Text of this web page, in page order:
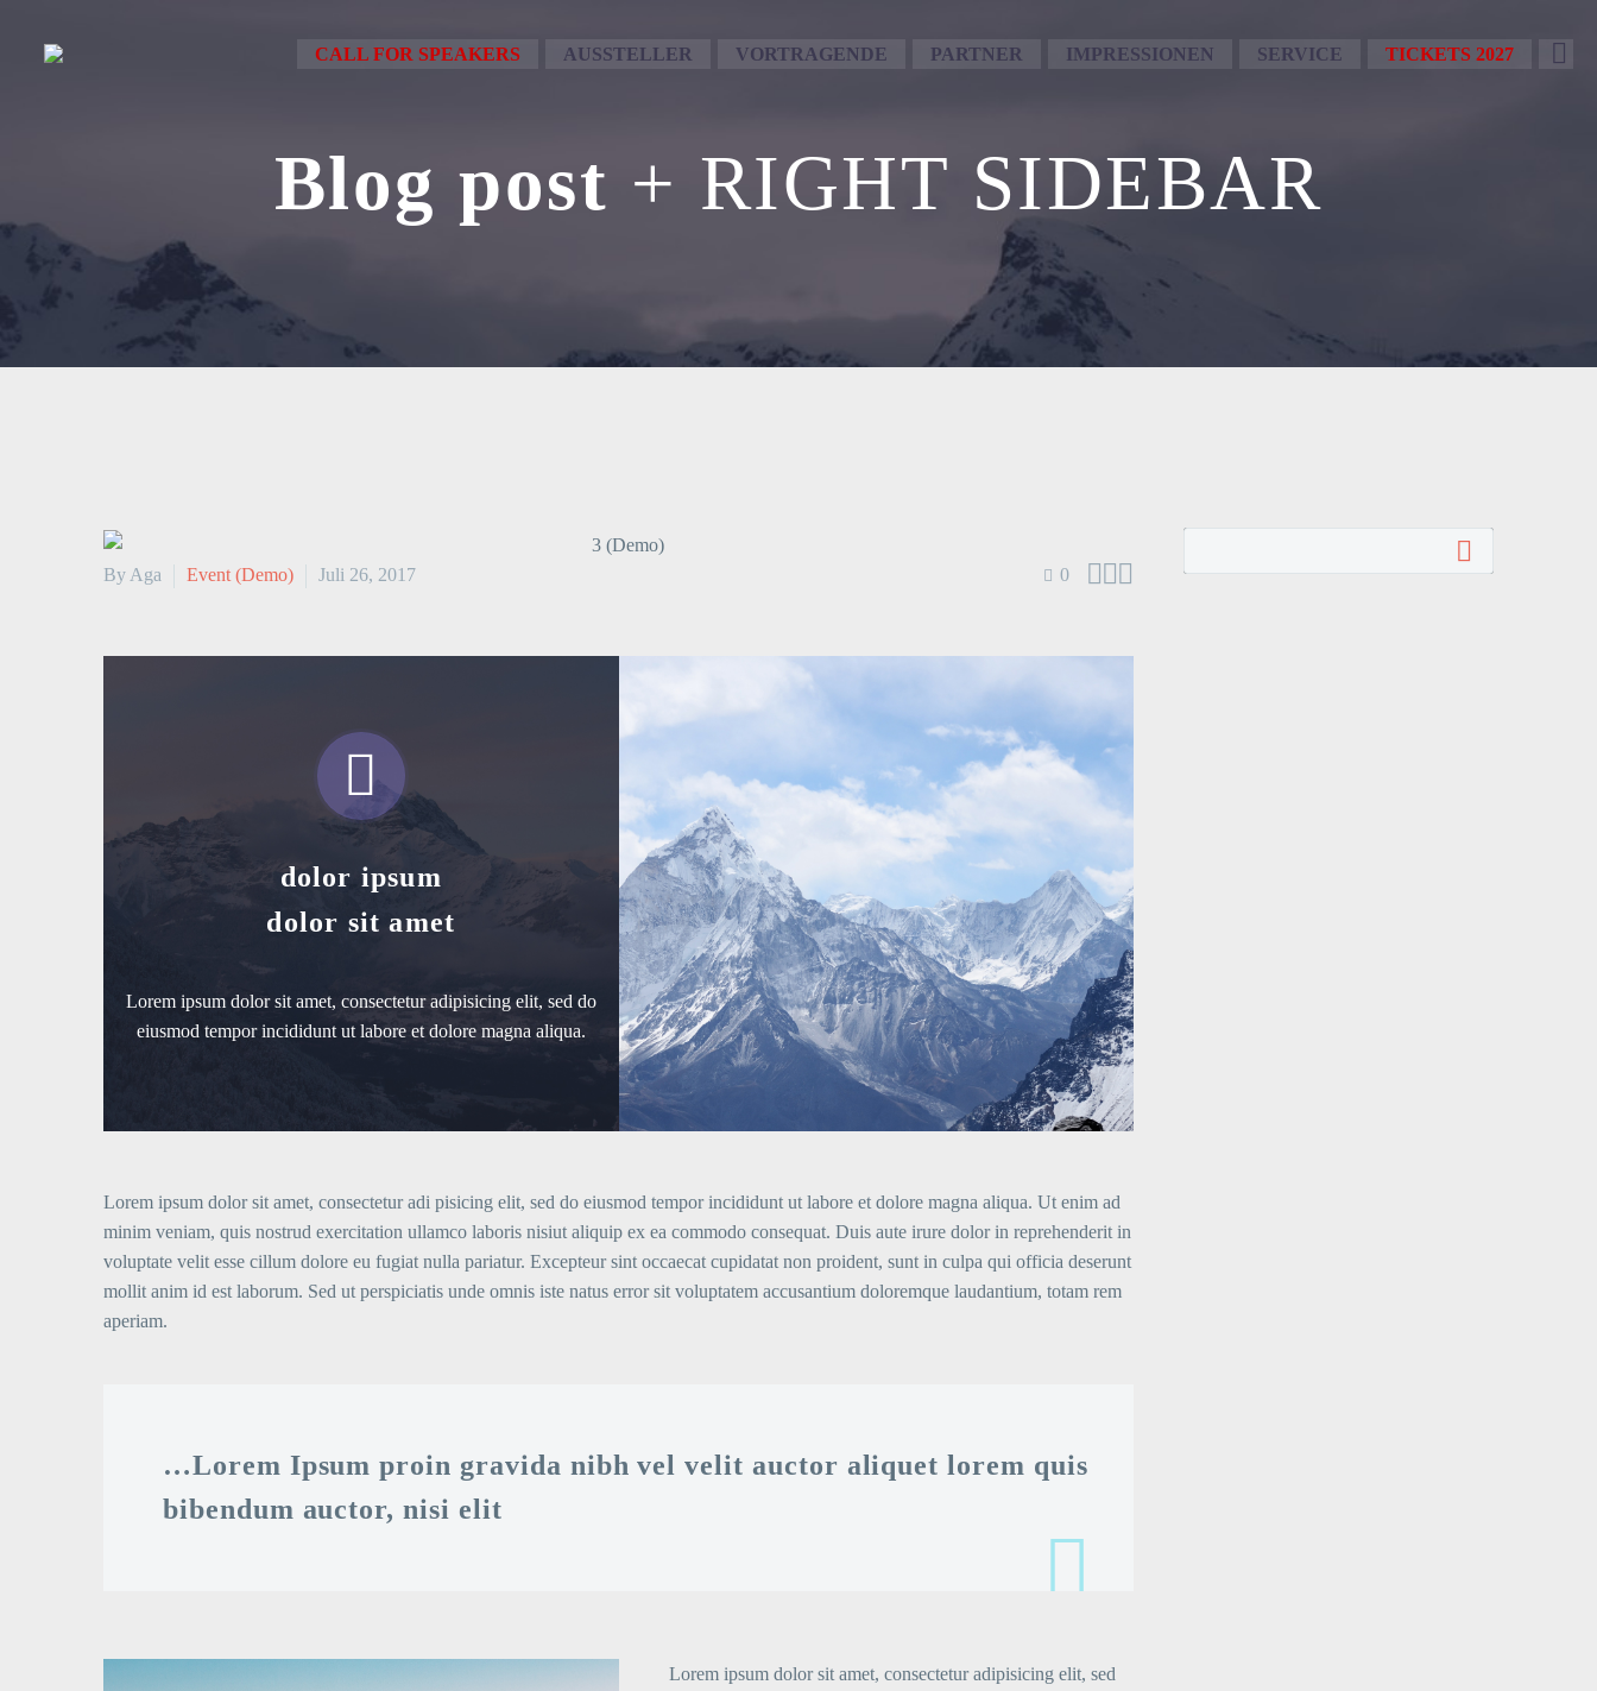
CALL FOR SPEAKERS AUSSTELLER VORTRAGENDE PARTNER IMPRESSIONEN SERVICE TICKETS 2027
Blog post + RIGHT SIDEBAR
0 
By Aga Event (Demo) Juli 26, 2017


dolor ipsum
dolor sit amet
Lorem ipsum dolor sit amet, consectetur adipisicing elit, sed do
eiusmod tempor incididunt ut labore et dolore magna aliqua.
Lorem ipsum dolor sit amet, consectetur adi pisicing elit, sed do eiusmod tempor incididunt ut labore et dolore magna aliqua. Ut enim ad
minim veniam, quis nostrud exercitation ullamco laboris nisiut aliquip ex ea commodo consequat. Duis aute irure dolor in reprehenderit in
voluptate velit esse cillum dolore eu fugiat nulla pariatur. Excepteur sint occaecat cupidatat non proident, sunt in culpa qui officia deserunt
mollit anim id est laborum. Sed ut perspiciatis unde omnis iste natus error sit voluptatem accusantium doloremque laudantium, totam rem
aperiam.
…Lorem Ipsum proin gravida nibh vel velit auctor aliquet lorem quis
bibendum auctor, nisi elit
Lorem ipsum dolor sit amet, consectetur adipisicing elit, sed